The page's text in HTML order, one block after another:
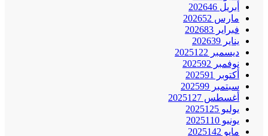
أبريل 2026 46
مارس 2026 52
فبراير 2026 83
يناير 2026 39
ديسمبر 2025 122
نوفمبر 2025 92
أكتوبر 2025
91
سبتمبر 2025 99
أغسطس 2025 127
يوليو 2025 125
يونيو 2025 110
مايو 2025 142